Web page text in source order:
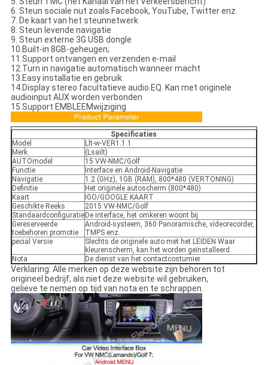
6. Steun sociale nut zoals Facebook, YouTube, Twitter enz.
7. De kaart van het steunnetwerk
8. Steun levende navigatie
9. Steun externe 3G USB dongle
10.Built-in 8GB-geheugen;
11.Support ontvangen en verzenden e-mail
12.Turn in navigatie automatisch wanneer macht
13.Easy installatie en gebruik
14.Display stereo facultatieve audio.EQ. Kan met originele
audioinput AUX worden verbonden
15.Support EMBLEEMwijziging
Specificaties
Model
Llt-w-VER1.1.1
Merk
(Lsailt)
AUTOmodel
15 VW-NMC/Golf
Functie
Interface en Android-Navigatie
Navigatie
1.2 (GHz), 1GB (RAM), 800*480 (VERTONING)
Definitie
Het originele autoscherm (800*480)
Kaart
IGO/GOOGLE KAART
Geschikte Reeks
2015 VW-NMC/Golf
StandaardconfiguratieDe interface, het omkeren woont bij
Gereserveerde
toebehoren promotie
Android-systeem, 360 Panoramische, videorecorder,
TMPS enz.
pecial Versie
Slechts de originele auto met het LEIDEN Waar
kleurenscherm, kan het worden geïnstalleerd.
Nota
De dienst van het contactcostumier
Verklaring: Alle merken op deze website zijn behoren tot
origineel bedrijf, als niet deze website wil gebruiken,
gelieve te nemen op tijd van nota en te schrappen.